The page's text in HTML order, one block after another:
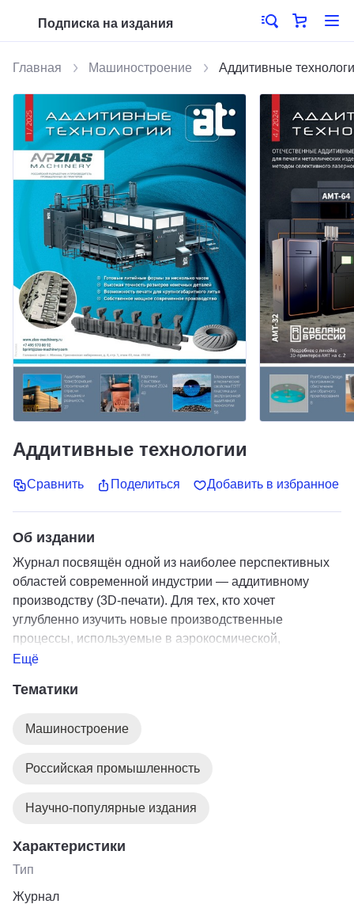
Подписка на издания
Главная Машиностроение Аддитивные
Аддитивные технологии
Сравнить Поделиться Добавить в избранное
Об издании
Журнал посвящён одной из наиболее перспективных
областей современной индустрии — аддитивному
производству (3D-печати). Для тех, кто хочет
углубленно изучить новые производственные
процессы, используемые в аэрокосмической,
автомобильной и медицинской отраслях. Наши
аддитивных технологий, рассказывают об их
экономики.
Ещё
Тематики
Машиностроение
Российская промышленность
Научно-популярные издания
Характеристики
Тип
Журнал